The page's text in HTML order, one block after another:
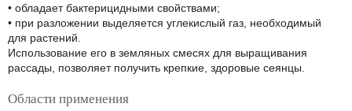
• обладает бактерицидными свойствами;
• при разложении выделяется углекислый газ, необходимый
для растений.
Использование его в земляных смесях для выращивания
рассады, позволяет получить крепкие, здоровые сеянцы.
Области применения